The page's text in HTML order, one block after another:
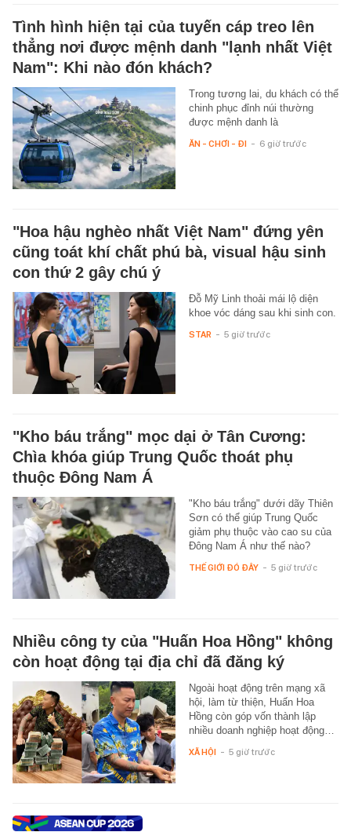
Tình hình hiện tại của tuyến cáp treo lên
thẳng nơi được mệnh danh "lạnh nhất Việt
Nam": Khi nào đón khách?
Trong tương lai, du khách có thể
chinh phục đỉnh núi thường
được mệnh danh là
ĂN - CHƠI - ĐI - 6 giờ trước
"Hoa hậu nghèo nhất Việt Nam" đứng yên
cũng toát khí chất phú bà, visual hậu sinh
con thứ 2 gây chú ý
Đỗ Mỹ Linh thoải mái lộ diện
khoe vóc dáng sau khi sinh con.
STAR - 5 giờ trước
"Kho báu trắng" mọc dại ở Tân Cương:
Chìa khóa giúp Trung Quốc thoát phụ
thuộc Đông Nam Á
"Kho báu trắng" dưới dãy Thiên
Sơn có thể giúp Trung Quốc
giảm phụ thuộc vào cao su của
Đông Nam Á như thế nào?
THẾ GIỚI ĐÓ ĐÂY - 5 giờ trước
Nhiều công ty của "Huấn Hoa Hồng" không
còn hoạt động tại địa chỉ đã đăng ký
Ngoài hoạt động trên mạng xã
hội, làm từ thiện, Huấn Hoa
Hồng còn góp vốn thành lập
nhiều doanh nghiệp hoạt động…
XÃ HỘI - 5 giờ trước